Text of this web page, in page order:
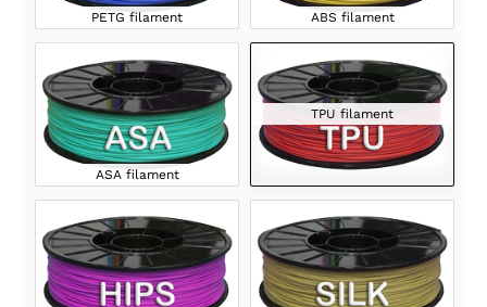
PETG filament ABS filament
ASA filament
TPU filament